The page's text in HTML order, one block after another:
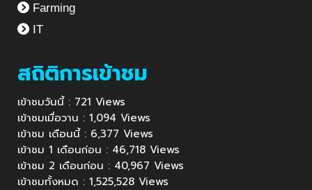
Farming
IT
สถิติการเข้าชม
เข้าชมวันนี้ : 721 Views
เข้าชมเมื่อวาน : 1,094 Views
เข้าชม เดือนนี้ : 6,377 Views
เข้าชม 1 เดือนก่อน : 46,718 Views
เข้าชม 2 เดือนก่อน : 40,967 Views
เข้าชมทั้งหมด : 1,525,528 Views